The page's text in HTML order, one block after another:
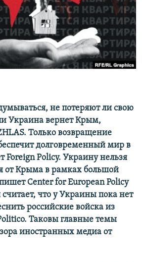
КРЫМА
не потеряют ли свою
Украина вернет Крым,
Только возвращение
долговременный мир в
Foreign Рolicy. Украину нельзя
от Крыма в рамках большой
Center for European Policy
что у Украины пока нет
российские войска из
Таковы главные темы
иностранных медиа от